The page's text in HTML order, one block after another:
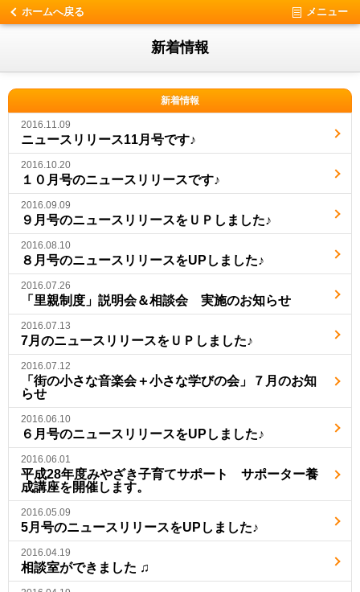
ホームへ戻る メニュー
新着情報
新着情報
2016.11.09
ニュースリリース11月号です♪
2016.10.20
１０月号のニュースリリースです♪
2016.09.09
９月号のニュースリリースをＵＰしました♪
2016.08.10
８月号のニュースリリースをUPしました♪
2016.07.26
「里親制度」説明会＆相談会 実施のお知らせ
2016.07.13
7月のニュースリリースをＵＰしました♪
2016.07.12
「街の小さな音楽会＋小さな学びの会」７月のお知
らせ
2016.06.10
６月号のニュースリリースをUPしました♪
2016.06.01
平成28年度みやざき子育てサポート サポーター養
成講座を開催します。
2016.05.09
5月号のニュースリリースをUPしました♪
2016.04.19
相談室ができました ♫